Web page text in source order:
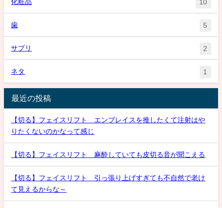
10
歯 5
サプリ 2
ネタ 1
最近の投稿
【切る】フェイスリフト エンブレイスを推したくて注射はや
りたくないのかなって感じ
【切る】フェイスリフト 麻酔していても皮切る音が聞こえる
【切る】フェイスリフト 引っ張り上げすぎても不自然で老け
て見えるからな～